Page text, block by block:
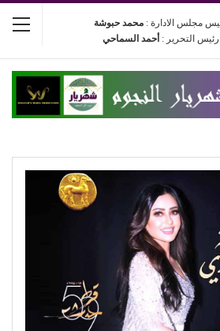
مجلس الادارة : محمد حبوشة
رئيس التحرير : أحمد السماحي